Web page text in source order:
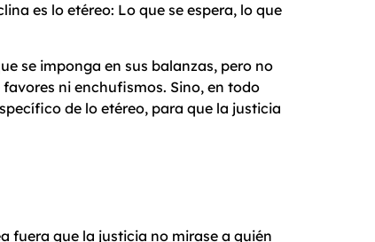
es lo etéreo: Lo que se espera, lo que
se imponga en sus balanzas, pero no
ni enchufismos. Sino, en todo
de lo etéreo, para que la justicia
fuera que la justicia no mirase a quién